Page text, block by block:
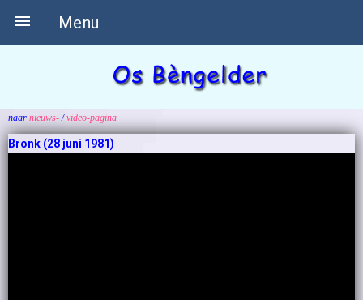
Menu

naar nieuws-/video-pagina
Bronk (28 juni 1981)